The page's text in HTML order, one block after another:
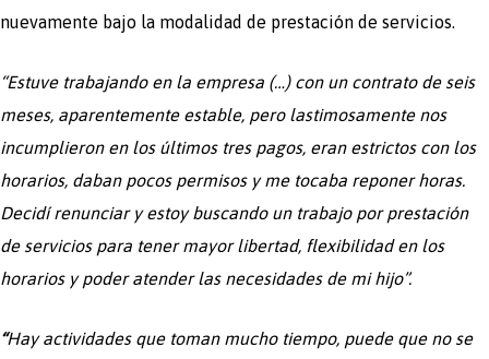
nuevamente bajo la modalidad de prestación de servicios.
“Estuve trabajando en la empresa (…) con un contrato de seis
meses, aparentemente estable, pero lastimosamente nos
incumplieron en los últimos tres pagos, eran estrictos con los
horarios, daban pocos permisos y me tocaba reponer horas.
Decidí renunciar y estoy buscando un trabajo por prestación
de servicios para tener mayor libertad, flexibilidad en los
horarios y poder atender las necesidades de mi hijo”.
“Hay actividades que toman mucho tiempo, puede que no se